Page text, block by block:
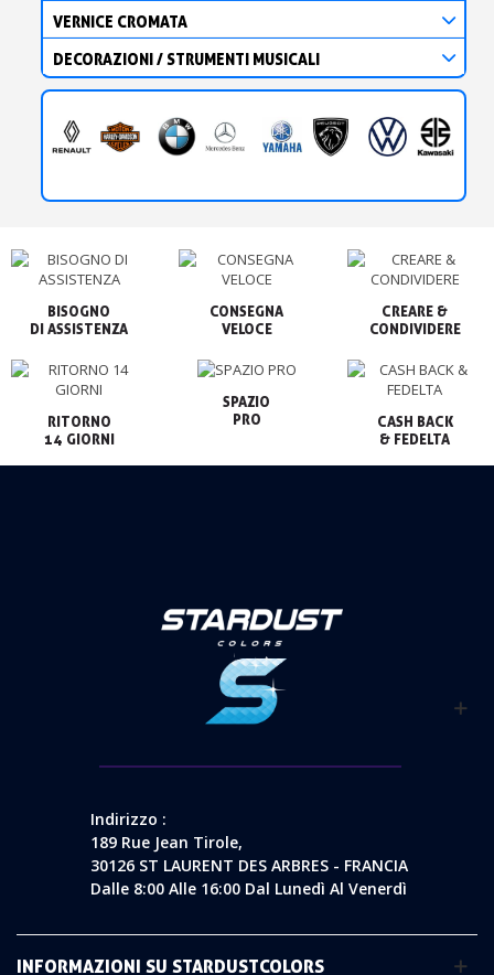
VERNICE CROMATA
DECORAZIONI / STRUMENTI MUSICALI
BISOGNO
CONSEGNA
VELOCE
CREARE &
CONDIVIDERE
RITORNO
14 GIORNI
SPAZIO
PRO
CASH BACK
& FEDELTA
Indirizzo :
189 Rue Jean Tirole,
30126 ST LAURENT DES ARBRES - FRANCIA
Dalle 8:00 Alle 16:00 Dal Lunedì Al Venerdì
INFORMAZIONI SU STARDUSTCOLORS